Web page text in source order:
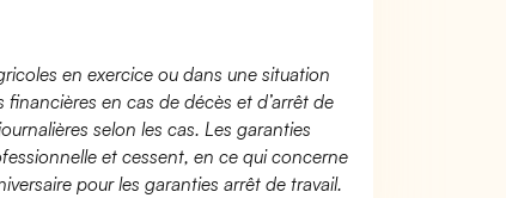
en exercice ou dans une situation
en cas de décès et d’arrêt de
selon les cas. Les garanties
et cessent, en ce qui concerne
pour les garanties arrêt de travail.